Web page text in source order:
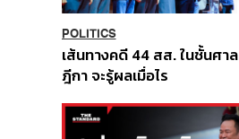
POLITICS
เส้นทางคดี 44 สส. ในชั้นศาล
ฎีกา จะรู้ผลเมื่อไร